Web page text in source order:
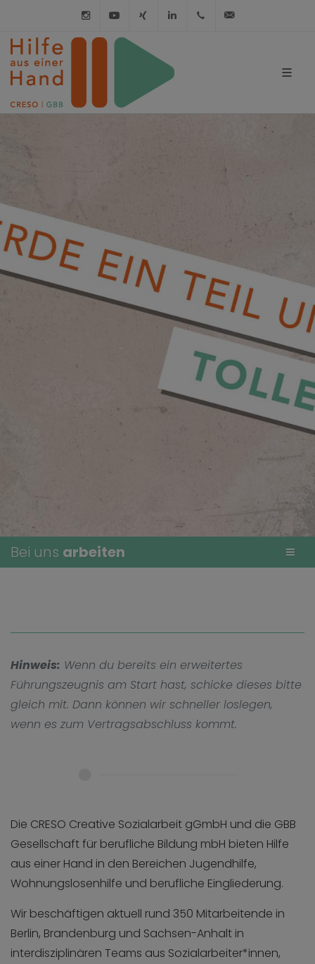
InstagramYoutube
XING LinkedIn030 / 21 01 98 98
Bei uns arbeiten
Hinweis: Wenn du bereits ein erweitertes
Führungszeugnis am Start hast, schicke dieses bitte
gleich mit. Dann können wir schneller loslegen,
wenn es zum Vertragsabschluss kommt.
Die CRESO Creative Sozialarbeit gGmbH und die GBB
Gesellschaft für berufliche Bildung mbH bieten Hilfe
aus einer Hand in den Bereichen Jugendhilfe,
Wohnungslosenhilfe und berufliche Eingliederung.
Wir beschäftigen aktuell rund 350 Mitarbeitende in
Berlin, Brandenburg und Sachsen-Anhalt in
interdisziplinären Teams aus Sozialarbeiter*innen,